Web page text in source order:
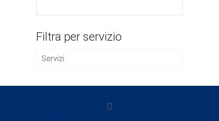
Filtra per servizio
Servizi
FISCALE E TRIBUTARIO